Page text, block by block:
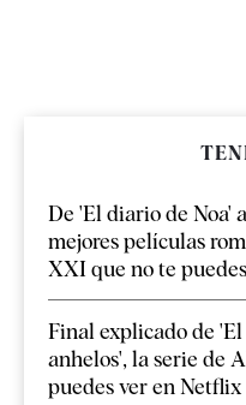
De 'El diario de Noa'
mejores películas
XXI que no te
Final explicado de
anhelos', la serie de
puedes ver en Netflix